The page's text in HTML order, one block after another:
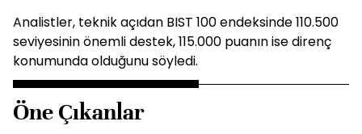
Analistler, teknik açıdan BIST 100 endeksinde 110.500
seviyesinin önemli destek, 115.000 puanın ise direnç
konumunda olduğunu söyledi.
Öne Çıkanlar